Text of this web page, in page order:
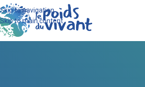
Skip to navigation
Skip to main content